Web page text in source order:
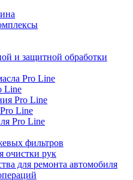
и защитной обработки
Pro Line
Line
Pro Line
Line
Pro Line
фильтров
очистки рук
для ремонта автомобиля